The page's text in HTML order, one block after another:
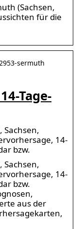
(Sachsen,
für die
sermuth
Tage-
Sachsen,
14-
bzw.
Sachsen,
14-
bzw.
aus der